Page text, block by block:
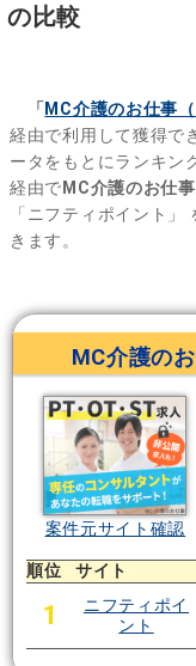
の比較
「 MC介護のお仕事
経由で利用して獲得で
ータをもとにランキン
経由で MC介護のお仕
「ニフティポイント」
きます。
MC介護の
案件元サイト確認
順位 サイト
1
ニフティポイ
ント